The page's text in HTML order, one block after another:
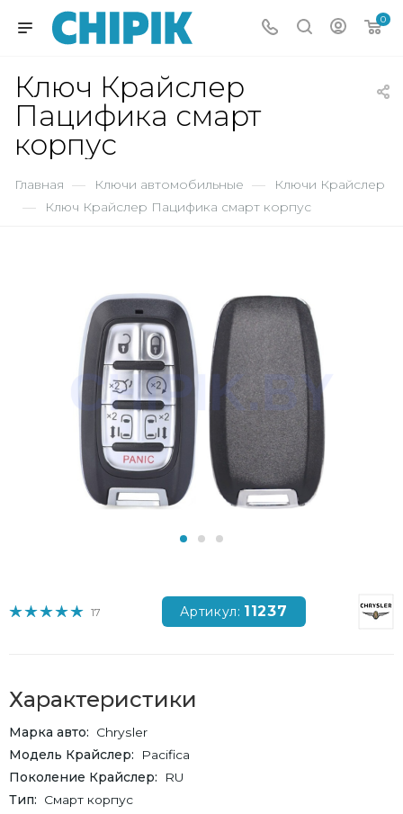
0
Ключ Крайслер
Пацифика смарт
корпус
Главная — Ключи автомобильные — Ключи Крайслер
— Ключ Крайслер Пацифика смарт корпус
17 Артикул: 11237
Характеристики
Марка авто
Chrysler
Модель Крайслер
Pacifica
Поколение Крайслер
RU
Тип
Смарт корпус